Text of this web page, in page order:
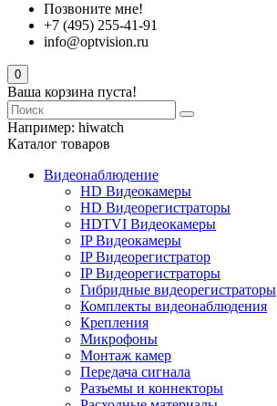
Позвоните мне!
+7 (495) 255-41-91
info@optvision.ru
0
Ваша корзина пуста!
Например: hiwatch
Каталог товаров
Видеонаблюдение
HD Видеокамеры
HD Видеорегистраторы
HDTVI Видеокамеры
IP Видеокамеры
IP Видеорегистратор
IP Видеорегистраторы
Гибридные видеорегистраторы
Комплекты видеонаблюдения
Крепления
Микрофоны
Монтаж камер
Передача сигнала
Разъемы и коннекторы